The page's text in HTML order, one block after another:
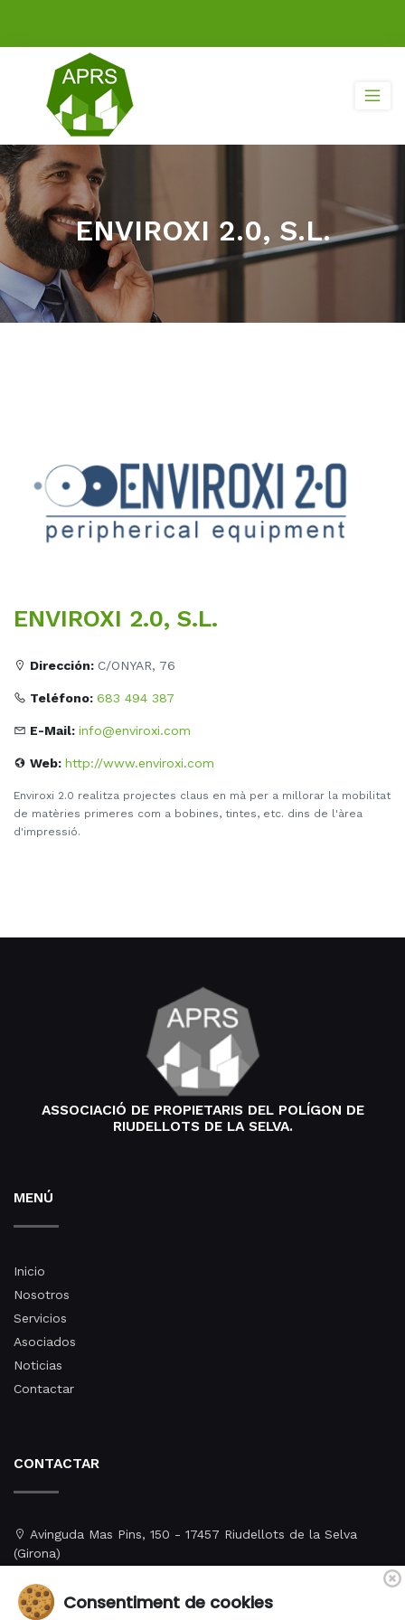
ENVIROXI 2.0, S.L.
ENVIROXI 2.0, S.L.
Dirección: C/ONYAR, 76
Teléfono: 683 494 387
E-Mail: info@enviroxi.com
Web: http://www.enviroxi.com
Enviroxi 2.0 realitza projectes claus en mà per a millorar la mobilitat
de matèries primeres com a bobines, tintes, etc. dins de l'àrea
d'impressió.
ASSOCIACIÓ DE PROPIETARIS DEL POLÍGON DE
RIUDELLOTS DE LA SELVA.
MENÚ
Inicio
Nosotros
Servicios
Asociados
Noticias
Contactar
CONTACTAR
Avinguda Mas Pins, 150 - 17457 Riudellots de la Selva
(Girona)
+34 972 478 886
Consentiment de cookies